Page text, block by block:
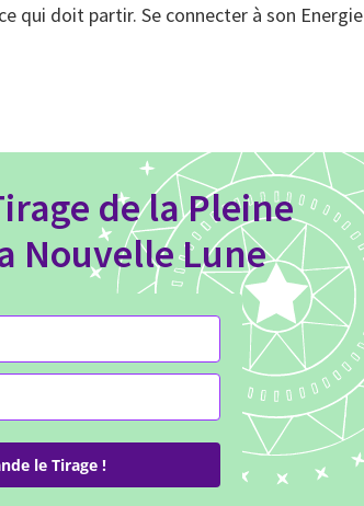
qui doit partir. Se connecter à son Energie
de la Pleine
Nouvelle Lune
le Tirage !